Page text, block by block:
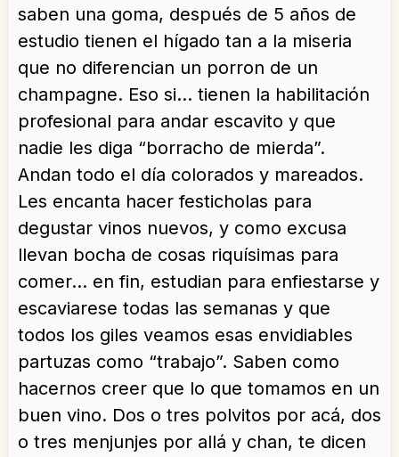
saben una goma, después de 5 años de
estudio tienen el hígado tan a la miseria
que no diferencian un porron de un
champagne. Eso si… tienen la habilitación
profesional para andar escavito y que
nadie les diga “borracho de mierda”.
Andan todo el día colorados y mareados.
Les encanta hacer festicholas para
degustar vinos nuevos, y como excusa
llevan bocha de cosas riquísimas para
comer… en fin, estudian para enfiestarse y
escaviarese todas las semanas y que
todos los giles veamos esas envidiables
partuzas como “trabajo”. Saben como
hacernos creer que lo que tomamos en un
buen vino. Dos o tres polvitos por acá, dos
o tres menjunjes por allá y chan, te dicen